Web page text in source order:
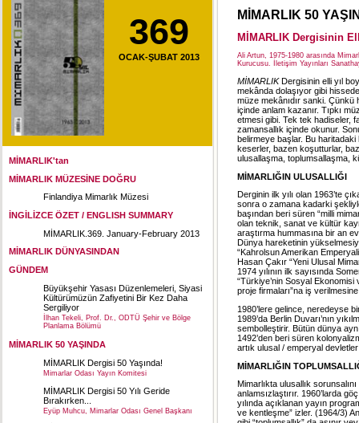
369
OCAK-ŞUBAT 2013
MİMARLIK'tan
MİMARLIK MÜZESİNE DOĞRU
Finlandiya Mimarlık Müzesi
İNGİLİZCE ÖZET / ENGLISH SUMMARY
MİMARLIK.369. January-February 2013
MİMARLIK DÜNYASINDAN
GÜNDEM
Büyükşehir Yasası Düzenlemeleri, Siyasi
Kültürümüzün Zafiyetini Bir Kez Daha
Sergiliyor
İlhan Tekeli, Prof. Dr., ODTÜ Şehir ve Bölge
Planlama Bölümü
MİMARLIK 50 YAŞINDA
MİMARLIK Dergisi 50 Yaşında!
Mimarlar Odası Yayın Komitesi
MİMARLIK Dergisi 50 Yılı Geride
Bırakırken...
Eyüp Muhcu, Mimarlar Odası Genel Başkanı
MİMARLIK 50
MİMARLIK Dergisinin
Ali Artun, 1975-1980 arasında
Kurucusu. İletişim Yayınları
MİMARLIKDergisinin elli yıl
mekânda dolaşıyor gibi
müze mekânıdır sanki. Çünkü
içinde anlam kazanır. Tıpkı
etmesi gibi. Tek tek hadiseler,
zamansallık içinde okunur.
belirmeye başlar. Bu haritadaki
keserler, bazen koşutturlar,
ulusallaşma, toplumsallaşma,
MİMARLIĞIN ULUSALLIĞI
Derginin ilk yılı olan 1963’te
sonra o zamana kadarki
başından beri süren “milli
olan teknik, sanat ve kültür
araştırma hummasına bir an
Dünya hareketinin
“Kahrolsun Amerikan
Hasan Çakır “Yeni Ulusal
1974 yılının ilk sayısında
“Türkiye’nin Sosyal Ekonomisi
proje firmaları”na iş
1980’lere gelince, neredeyse
1989’da Berlin Duvarı’nın
sembolleştirir. Bütün dünya
1492’den beri süren
artık ulusal / emperyal
MİMARLIĞIN
Mimarlıkta ulusallık
anlamsızlaştırır. 1960’larda
yılında açıklanan yayın
ve kentleşme” izler. (1964/3)